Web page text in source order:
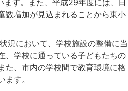
す。また、平成29年度には、日
数増加が見込まれることから東小
況において、学校施設の整備に当
、学校に通っている子どもたちの
た、市内の学校間で教育環境に格
す。